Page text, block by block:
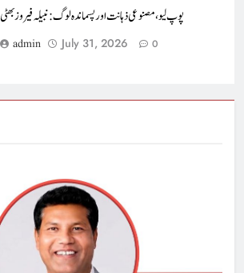
پوپ لیو،مصنوعی ذہانت اور پسماندہ لوگ : نبیلہ فیروز بھٹی
admin July 31, 2026 0